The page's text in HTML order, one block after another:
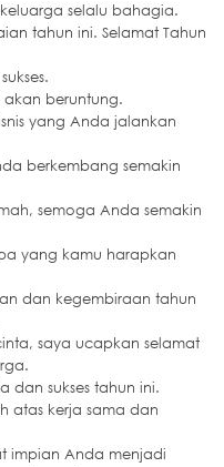
selalu bahagia.
tahun ini. Selamat Tahun
beruntung.
yang Anda jalankan
berkembang semakin
semoga Anda semakin
yang kamu harapkan
dan kegembiraan tahun
saya ucapkan selamat
dan sukses tahun ini.
atas kerja sama dan
impian Anda menjadi